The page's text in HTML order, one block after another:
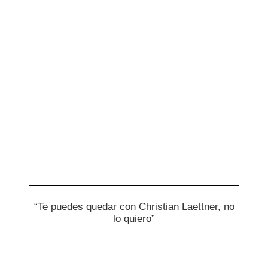
“Te puedes quedar con Christian Laettner, no
lo quiero”